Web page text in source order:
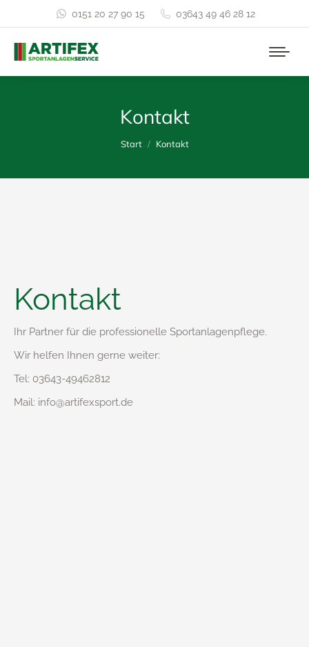
0151 20 27 90 15 03643 49 46 28 12
Kontakt
Sie befinden sich hier:
Start Kontakt
Kontakt
Ihr Partner für die professionelle Sportanlagenpflege.
Wir helfen Ihnen gerne weiter:
Tel: 03643-49462812
Mail: info@artifexsport.de